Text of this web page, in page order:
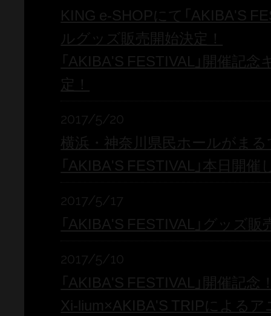
KING e-SHOPにて「AKIBA'S
ルグッズ販売開始決定！
「AKIBA'S FESTIVAL」開催記
定！
2017/5/20
横浜・神奈川県民ホールがま
「AKIBA'S FESTIVAL」本日開
2017/5/17
「AKIBA'S FESTIVAL」グッズ
2017/5/10
「AKIBA'S FESTIVAL」開催記
Xi-lium×AKIBA'S TRIPによる